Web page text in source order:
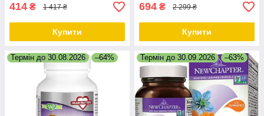
414 ₴ 1 417 ₴
Купити
694 ₴ 2 299 ₴
Купити
Термін до 30.08.2026 –64% Термін до 30.09.2026 –63%